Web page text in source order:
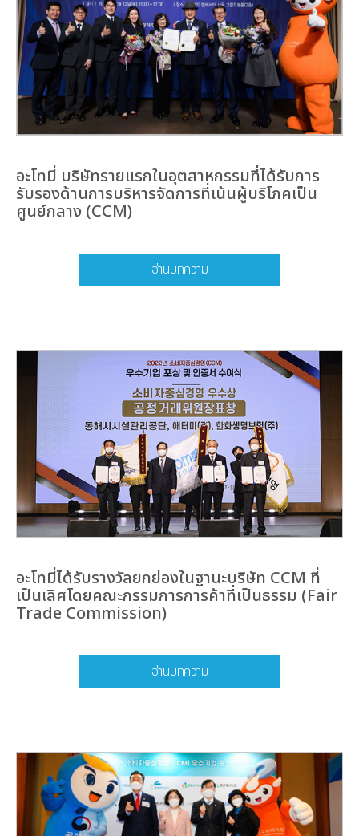
อะโทมี่ บริษัทรายแรกในอุตสาหกรรมที่ได้รับการ
รับรองด้านการบริหารจัดการที่เน้นผู้บริโภคเป็น
ศูนย์กลาง (CCM)
อ่านบทความ
อะโทมี่ได้รับรางวัลยกย่องในฐานะบริษัท CCM ที่
เป็นเลิศโดยคณะกรรมการการค้าที่เป็นธรรม (Fair
Trade Commission)
อ่านบทความ